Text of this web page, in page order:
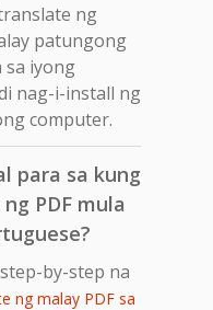
ng
patungong
iyong
nag-i-install ng
computer.
para sa kung
PDF mula
by-step na
ng malay PDF sa